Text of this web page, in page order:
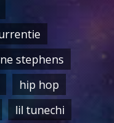
stephens
hip hop
lil tunechi